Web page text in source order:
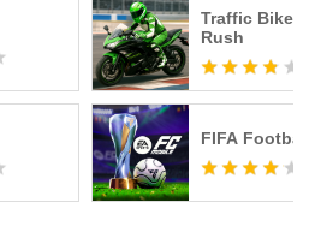
Traffic Bike
Rush
FIFA Football